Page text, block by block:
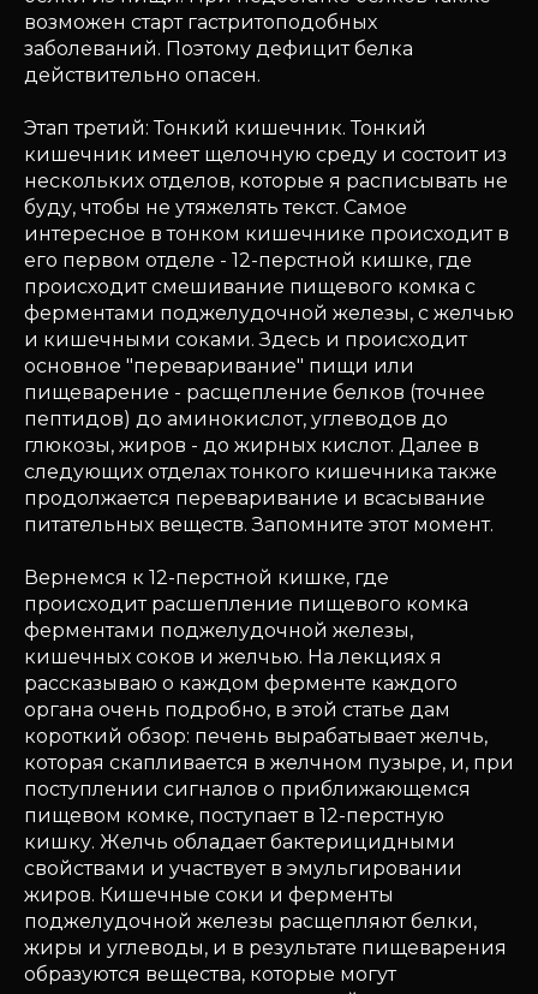
возможен старт гастритоподобных
заболеваний. Поэтому дефицит белка
действительно опасен.
Этап третий: Тонкий кишечник. Тонкий
кишечник имеет щелочную среду и состоит из
нескольких отделов, которые я расписывать не
буду, чтобы не утяжелять текст. Самое
интересное в тонком кишечнике происходит в
его первом отделе - 12-перстной кишке, где
происходит смешивание пищевого комка с
ферментами поджелудочной железы, с желчью
и кишечными соками. Здесь и происходит
основное "переваривание" пищи или
пищеварение - расщепление белков (точнее
пептидов) до аминокислот, углеводов до
глюкозы, жиров - до жирных кислот. Далее в
следующих отделах тонкого кишечника также
продолжается переваривание и всасывание
питательных веществ. Запомните этот момент.
Вернемся к 12-перстной кишке, где
происходит расшепление пищевого комка
ферментами поджелудочной железы,
кишечных соков и желчью. На лекциях я
рассказываю о каждом ферменте каждого
органа очень подробно, в этой статье дам
короткий обзор: печень вырабатывает желчь,
которая скапливается в желчном пузыре, и, при
поступлении сигналов о приближающемся
пищевом комке, поступает в 12-перстную
кишку. Желчь обладает бактерицидными
свойствами и участвует в эмульгировании
жиров. Кишечные соки и ферменты
поджелудочной железы расщепляют белки,
жиры и углеводы, и в результате пищеварения
образуются вещества, которые могут